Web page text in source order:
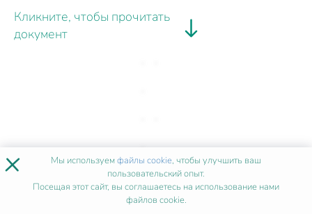
Кликните, чтобы прочитать
документ
× Мы используемфайлы cookie, чтобы улучшить ваш
пользовательский опыт.
Посещая этот сайт, вы соглашаетесь на использование нами
файлов cookie.